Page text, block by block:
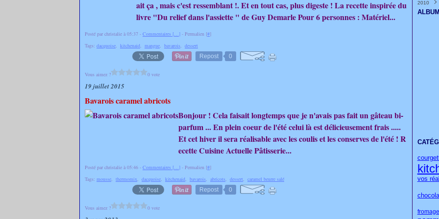
ait ça , mais c'est ressemblant !. Et en tout cas, plus digeste ! La recette inspirée du
livre "Du relief dans l'assiette " de Guy Demarle Pour 6 personnes : Matériel...
Posté par christalie à 05:37 - Commentaires […] - Permalien [#]
Tags: dacquoise, kitchenaid, mangue, bavarois, dessert
Repost
0
Vous aimez ? 0 vote
19 juillet 2015
Bavarois caramel abricots
Bonjour ! Cela faisait longtemps que je n'avais pas fait un gâteau bi-
parfum ... En plein coeur de l'été celui là est délicieusement frais .....
Et cet hiver il sera réalisable avec les coulis et les conserves de l'été ! R
ecette Cuisine Actuelle Pâtisserie...
Posté par christalie à 05:46 - Commentaires […] - Permalien [#]
Tags: mousse, thermomix, dacquoise, kitchenaid, bavarois, abricots, dessert, caramel beurre salé
Repost
0
Vous aimez ? 0 vote
Mars
Avril
Mars
Mai
Avril
Juin
Mai
Juillet
Juin
Août
Juillet
Août
2010
vos